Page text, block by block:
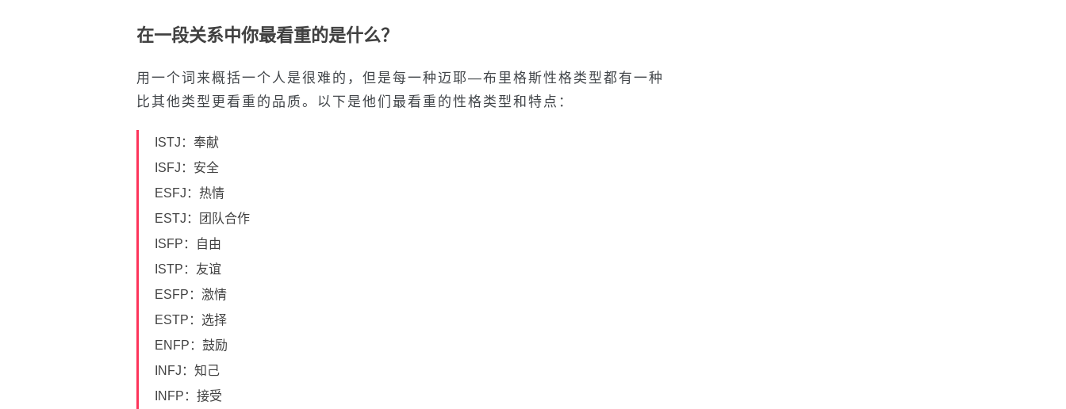
在一段关系中你最看重的是什么？
用一个词来概括一个人是很难的，但是每一种迈耶—布里格斯性格类型都有一种
比其他类型更看重的品质。以下是他们最看重的性格类型和特点：
ISTJ：奉献
ISFJ：安全
ESFJ：热情
ESTJ：团队合作
ISFP：自由
ISTP：友谊
ESFP：激情
ESTP：选择
ENFP：鼓励
INFJ：知己
INFP：接受